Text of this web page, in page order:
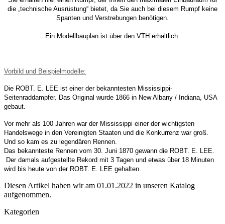
die „technische Ausrüstung“ bietet, da Sie auch bei diesem Rumpf keine
Spanten und Verstrebungen benötigen.
Ein Modellbauplan ist über den VTH erhältlich.
Vorbild und Beispielmodelle:
Die ROBT. E. LEE ist einer der bekanntesten Mississippi-
Seitenraddampfer. Das Original wurde 1866 in New Albany / Indiana, USA
gebaut.
Vor mehr als 100 Jahren war der Mississippi einer der wichtigsten
Handelswege in den Vereinigten Staaten und die Konkurrenz war groß.
Und so kam es zu legendären Rennen.
Das bekannteste Rennen vom 30. Juni 1870 gewann die ROBT. E. LEE.
Der damals aufgestellte Rekord mit 3 Tagen und etwas über 18 Minuten
wird bis heute von der ROBT. E. LEE gehalten.
Diesen Artikel haben wir am 01.01.2022 in unseren Katalog
aufgenommen.
Kategorien